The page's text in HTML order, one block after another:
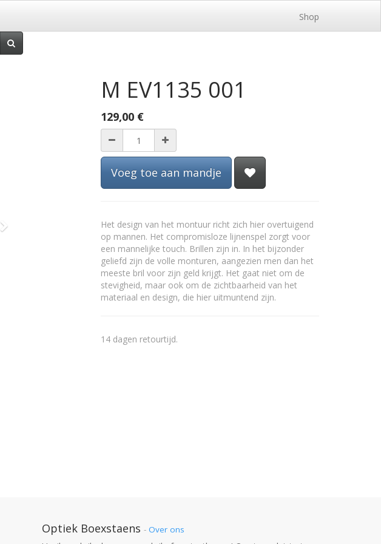
Shop
Volgende
M EV1135 001
129,00 €
Voeg toe aan mandje
Het design van het montuur richt zich hier overtuigend
op mannen. Het compromisloze lijnenspel zorgt voor
een mannelijke touch. Brillen zijn in. In het bijzonder
geliefd zijn de volle monturen, aangezien men dan het
meeste bril voor zijn geld krijgt. Het gaat niet om de
stevigheid, maar ook om de zichtbaarheid van het
materiaal en design, die hier uitmuntend zijn.
14 dagen retourtijd.
Optiek Boexstaens - Over ons